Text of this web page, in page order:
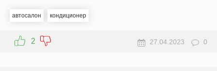
автосалон кондиционер
2 27.04.2023 0